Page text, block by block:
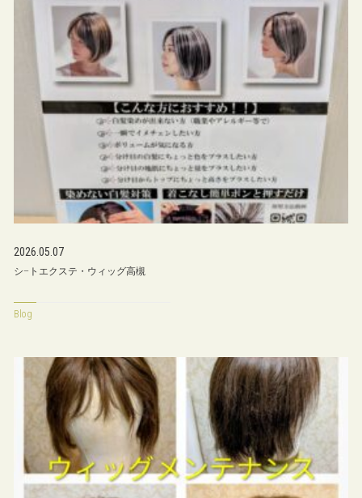
2026.05.07
シ−トエクステ・ウィッグ高槻
Blog